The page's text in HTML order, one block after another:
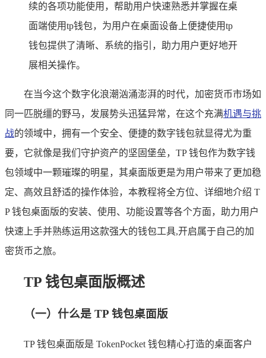
续的各项功能使用，帮助用户快速熟悉并掌握在桌
面端使用tp钱包，为用户在桌面设备上便捷使用tp
钱包提供了清晰、系统的指引，助力用户更好地开
展相关操作。
在当今这个数字化浪潮汹涌澎湃的时代，加密货币市场如
同一匹脱缰的野马，发展势头迅猛异常，在这个充满机遇与挑
战的领域中，拥有一个安全、便捷的数字钱包就显得尤为重
要，它就像是我们守护资产的坚固堡垒，TP 钱包作为数字钱
包领域中一颗璀璨的明星，其桌面版更是为用户带来了更加稳
定、高效且舒适的操作体验，本教程将全方位、详细地介绍 T
P 钱包桌面版的安装、使用、功能设置等各个方面，助力用户
快速上手并熟练运用这款强大的钱包工具,开启属于自己的加
密货币之旅。
TP 钱包桌面版概述
（一）什么是 TP 钱包桌面版
TP 钱包桌面版是 TokenPocket 钱包精心打造的桌面客户